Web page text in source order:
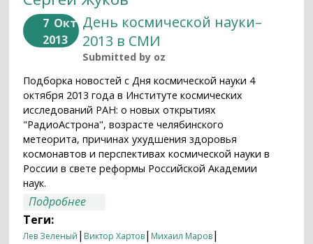
7 Окт
2013
День космической науки–
2013 в СМИ
Submitted by oz
Подборка новостей с Дня космической науки 4
октября 2013 года в Институте космических
исследований РАН: о новых открытиях
"РадиоАстрона", возрасте челябинского
метеорита, причинах ухудшения здоровья
космонавтов и перспективах космической науки в
России в свете реформы Российской Академии
наук.
Подробнее
Теги:
Лев Зеленый | Виктор Хартов| Михаил Маров|